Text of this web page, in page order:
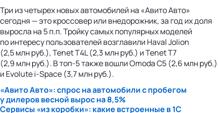
Три из четырех новых автомобилей на «Авито Авто»
сегодня — это кроссовер или внедорожник, за год их доля
выросла на 5 п.п. Тройку самых популярных моделей
по интересу пользователей возглавили Haval Jolion
(2,5 млн руб.), Tenet T4L (2,3 млн руб.) и Tenet T7
(2,9 млн руб.). В топ-5 также вошли Omoda C5 (2,6 млн руб.)
и Evolute i-Space (3,7 млн руб.).
«Авито Авто»: спрос на автомобили с пробегом
у дилеров весной вырос на 8,5%
Сервисы «из коробки»: какие встроенные в 1С